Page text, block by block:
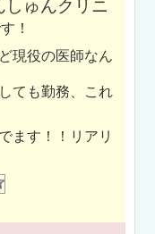
しゅんクリニ
！
現役の医師なん
ても勤務、これ
ます！！リアリ